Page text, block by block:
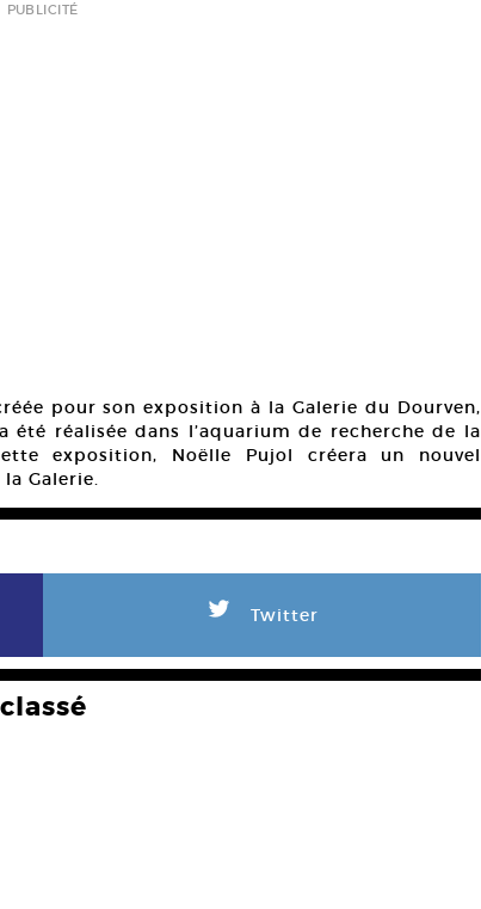
PUBLICITÉ
pour son exposition à la Galerie du Dourven,
été réalisée dans l’aquarium de recherche de la
exposition, Noëlle Pujol créera un nouvel
Galerie.
L Twitter